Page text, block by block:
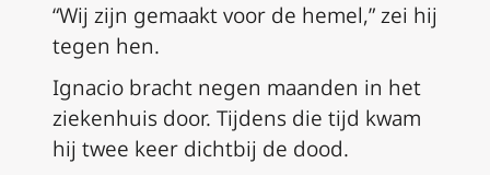
“Wij zijn gemaakt voor de hemel,” zei hij
tegen hen.
Ignacio bracht negen maanden in het
ziekenhuis door. Tijdens die tijd kwam
hij twee keer dichtbij de dood.